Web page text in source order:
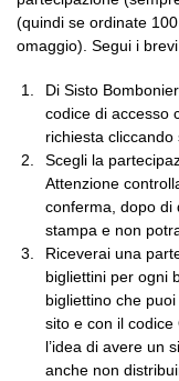
(quindi se ordinate
omaggio). Segui i
Di Sisto
codice di accesso
richiesta
Scegli la
Attenzione
conferma, dopo di
stampa e non
Riceverai una
bigliettini per ogni
bigliettino che
sito e con il
l’idea di avere un
anche non